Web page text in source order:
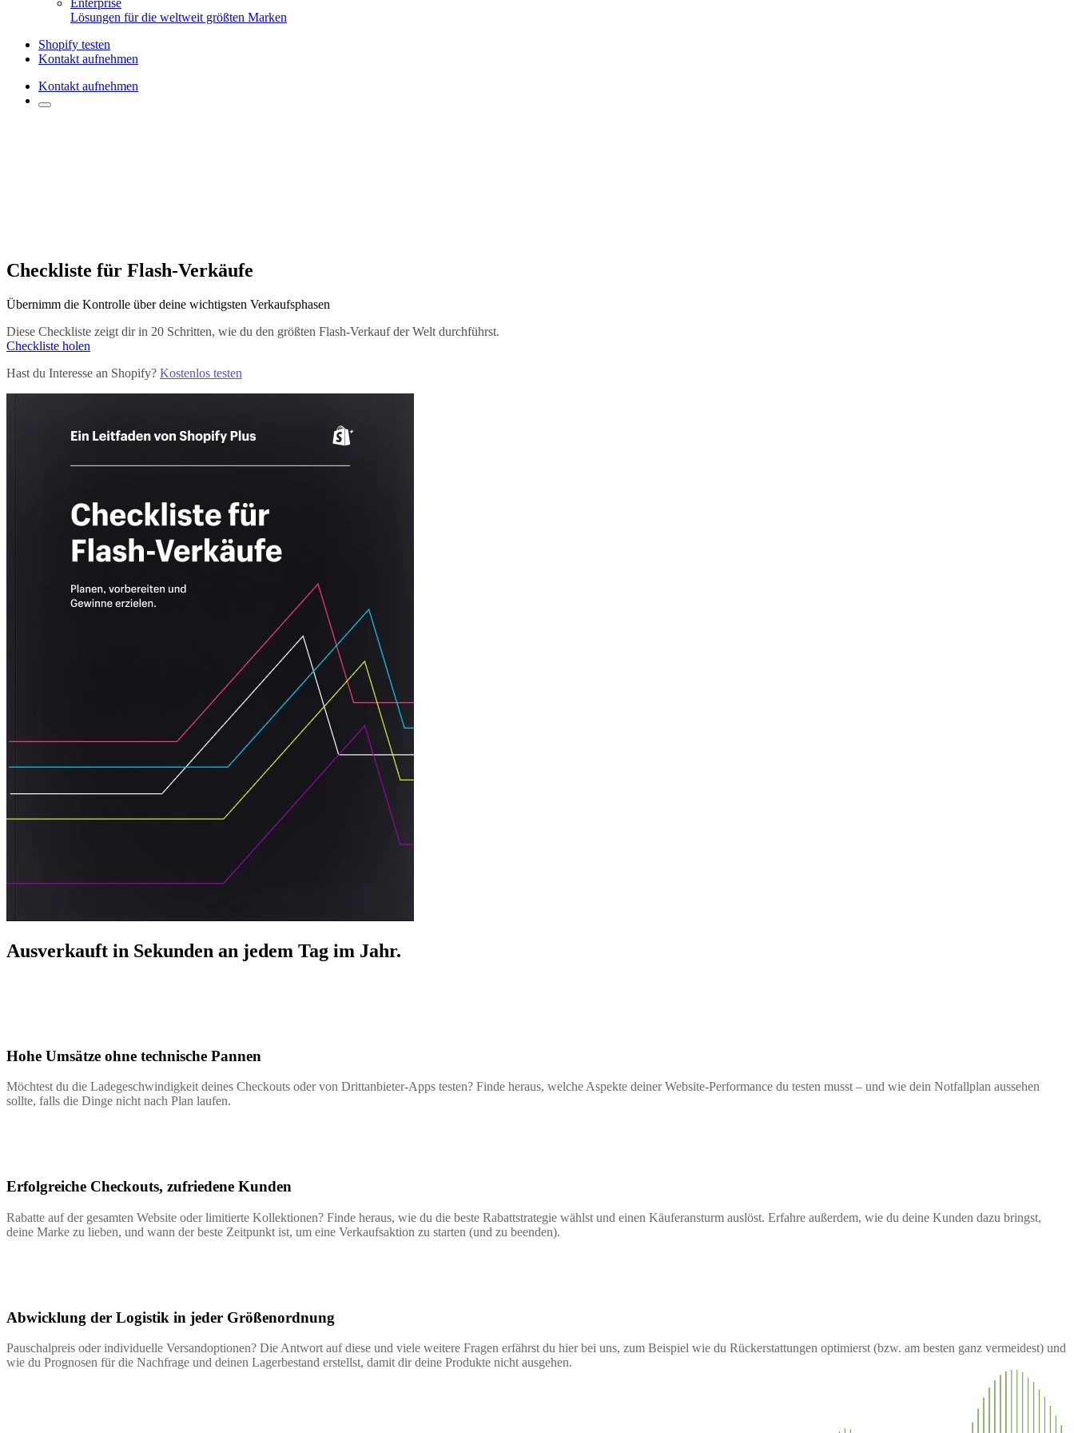
Enterprise
Lösungen für die weltweit größten Marken
Shopify testen
Kontakt aufnehmen
Kontakt aufnehmen
Checkliste für Flash-Verkäufe
Übernimm die Kontrolle über deine wichtigsten Verkaufsphasen
Diese Checkliste zeigt dir in 20 Schritten, wie du den größten Flash-Verkauf der Welt durchführst.
Checkliste holen
Hast du Interesse an Shopify? Kostenlos testen
Ausverkauft in Sekunden an jedem Tag im Jahr.
Hohe Umsätze ohne technische Pannen
Möchtest du die Ladegeschwindigkeit deines Checkouts oder von Drittanbieter-Apps testen? Finde heraus, welche Aspekte deiner Website-Performance du testen musst – und wie dein Notfallplan aussehen
sollte, falls die Dinge nicht nach Plan laufen.
Erfolgreiche Checkouts, zufriedene Kunden
Rabatte auf der gesamten Website oder limitierte Kollektionen? Finde heraus, wie du die beste Rabattstrategie wählst und einen Käuferansturm auslöst. Erfahre außerdem, wie du deine Kunden dazu bringst,
deine Marke zu lieben, und wann der beste Zeitpunkt ist, um eine Verkaufsaktion zu starten (und zu beenden).
Abwicklung der Logistik in jeder Größenordnung
Pauschalpreis oder individuelle Versandoptionen? Die Antwort auf diese und viele weitere Fragen erfährst du hier bei uns, zum Beispiel wie du Rückerstattungen optimierst (bzw. am besten ganz vermeidest) und
wie du Prognosen für die Nachfrage und deinen Lagerbestand erstellst, damit dir deine Produkte nicht ausgehen.